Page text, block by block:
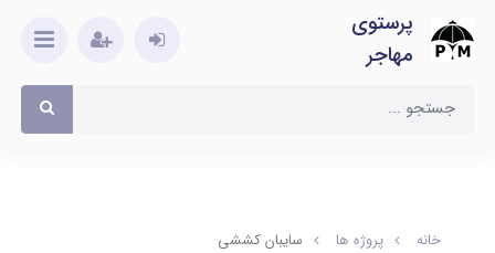
پرستوی
مهاجر
خانه پروژه ها سایبان کششی